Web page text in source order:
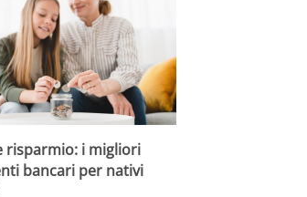
risparmio: i migliori
bancari per nativi